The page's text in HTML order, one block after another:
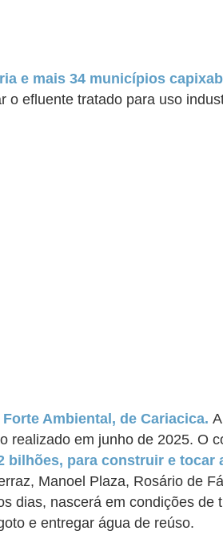
e mais 34 municípios
efluente tratado para uso
Ambiental, de Cariacica.
realizado em junho de 2025. O
bilhões, para construir e tocar
Manoel Plaza, Rosário de
dias, nascerá em condições de
e entregar água de reúso.